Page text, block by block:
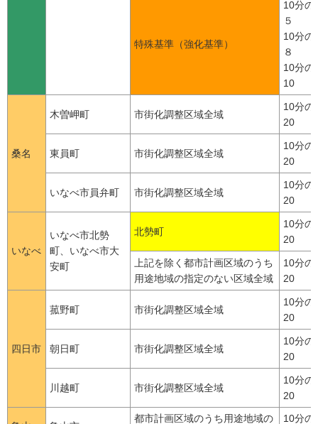
特殊基準（強化基準）
10分の
５
10分の
８
10分の
10
桑名
木曽岬町 市街化調整区域全域
10分の
20
東員町 市街化調整区域全域
10分の
20
いなべ市員弁町 市街化調整区域全域
10分の
20
いなべ
いなべ市北勢
町、いなべ市大
安町
北勢町
10分の
20
上記を除く都市計画区域のうち
用途地域の指定のない区域全域
10分の
20
四日市
菰野町 市街化調整区域全域
10分の
20
朝日町 市街化調整区域全域
10分の
20
川越町 市街化調整区域全域
10分の
20
都市計画区域のうち用途地域の
10分の